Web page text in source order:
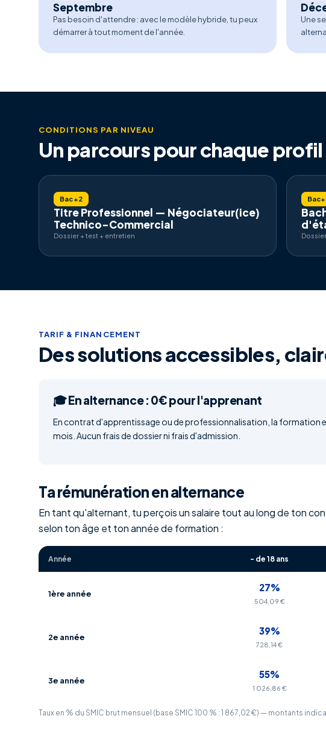
Septembre
Pas besoin d'attendre : avec le modèle hybride, tu peux
démarrer à tout moment de l'année.
Une
CONDITIONS PAR NIVEAU
Un parcours pour chaque profil
Bac+2
Titre Professionnel — Négociateur(ice)
Technico-Commercial
Dossier + test + entretien
TARIF & FINANCEMENT
Des solutions accessibles,
🎓 En alternance : 0€ pour l'apprenant
En contrat d'apprentissage ou de professionnalisation, la formation
mois. Aucun frais de dossier ni frais d'admission.
Ta rémunération en alternance
En tant qu'alternant, tu perçois un salaire tout au long de ton
selon ton âge et ton année de formation :
Année - de 18 ans
1ère année
27%
504,09 €
2e année
39%
728,14 €
3e année
55%
1 026,86 €
Taux en % du SMIC brut mensuel (base SMIC 100 % : 1 867,02 €) — montants